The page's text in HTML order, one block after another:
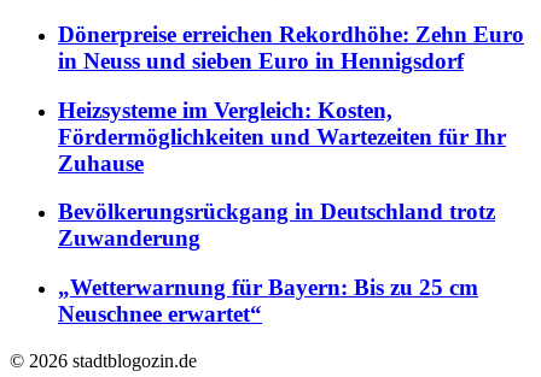
Dönerpreise erreichen Rekordhöhe: Zehn Euro
in Neuss und sieben Euro in Hennigsdorf
Heizsysteme im Vergleich: Kosten,
Fördermöglichkeiten und Wartezeiten für Ihr
Zuhause
Bevölkerungsrückgang in Deutschland trotz
Zuwanderung
„Wetterwarnung für Bayern: Bis zu 25 cm
Neuschnee erwartet“
© 2026 stadtblogozin.de